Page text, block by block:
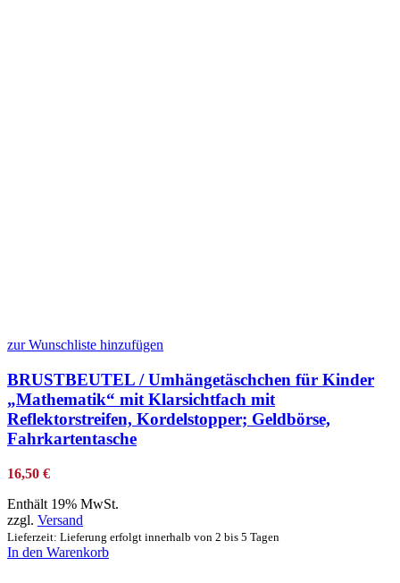
zur Wunschliste hinzufügen
BRUSTBEUTEL / Umhängetäschchen für Kinder
„Mathematik“ mit Klarsichtfach mit
Reflektorstreifen, Kordelstopper; Geldbörse,
Fahrkartentasche
16,50 €
Enthält 19% MwSt.
zzgl. Versand
Lieferzeit: Lieferung erfolgt innerhalb von 2 bis 5 Tagen
In den Warenkorb